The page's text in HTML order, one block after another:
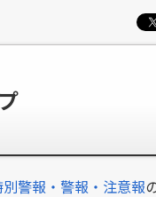
別警報・警報・注意報